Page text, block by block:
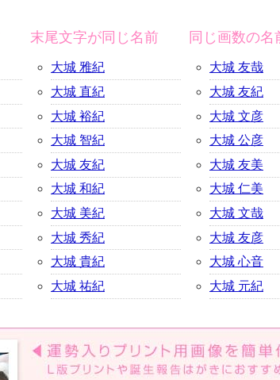
末尾文字が同じ名前
大城 雅紀
大城 直紀
大城 裕紀
大城 智紀
大城 友紀
大城 和紀
大城 美紀
大城 秀紀
大城 貴紀
大城 祐紀
同じ画数の名
大城 友哉
大城 友紀
大城 文彦
大城 公彦
大城 友美
大城 仁美
大城 文哉
大城 友彦
大城 心音
大城 元紀